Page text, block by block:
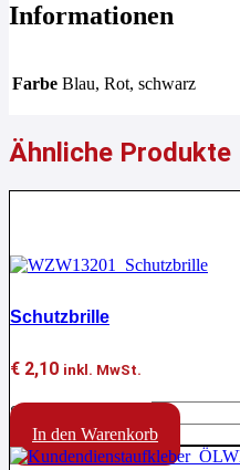
Informationen
Farbe Blau, Rot, schwarz
Ähnliche Produkte
Schutzbrille
€ 2,10 inkl. MwSt.
Schutzbrille Menge
In den Warenkorb